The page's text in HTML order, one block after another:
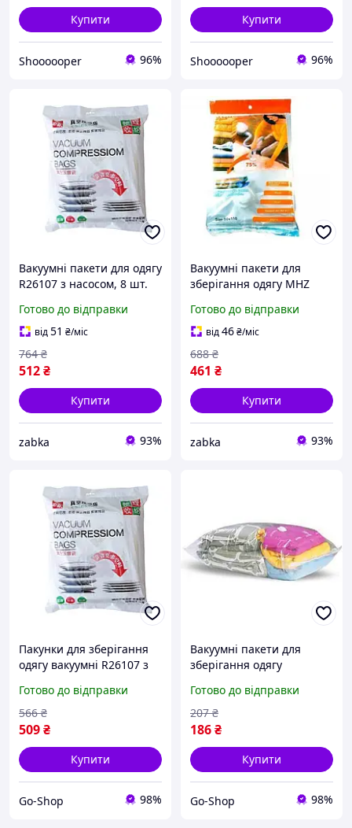
Купити
Shoooooper 96%
Купити
Shoooooper 96%
Вакуумні пакети для одягу
R26107 з насосом, 8 шт.
Готово до відправки
від51 ₴/міс
512₴
764 ₴
Купити
zabka 93%
Вакуумні пакети для
зберігання одягу MHZ
zabka
Готово до відправки
від46₴/міс
461 ₴
688 ₴
Купити
zabka 93%
Пакунки для зберігання
одягу вакуумні R26107 з
Готово до відправки
509₴
566 ₴
Купити
Go-Shop 98%
Вакуумні пакети для
зберігання одягу
Готово до відправки
186₴
207 ₴
Купити
Go-Shop 98%